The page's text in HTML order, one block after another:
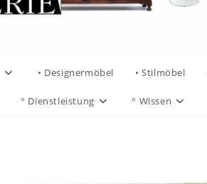
• Designermöbel • Stilmöbel
° Dienstleistung ° Wissen